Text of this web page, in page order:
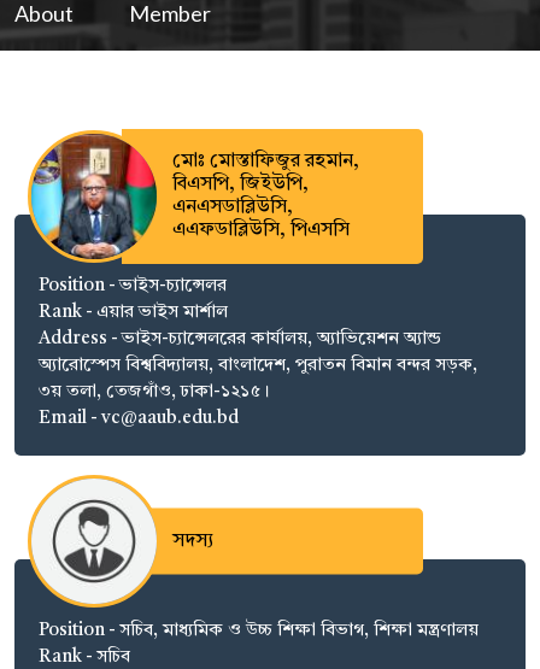
About
Member
মোঃ মোস্তাফিজুর রহমান,
বিএসপি, জিইউপি,
এনএসডাব্লিউসি,
এএফডাব্লিউসি, পিএসসি
Position - ভাইস-চ্যান্সেলর
Rank - এয়ার ভাইস মার্শাল
Address - ভাইস-চ্যান্সেলরের কার্যালয়, অ্যাভিয়েশন অ্যান্ড
অ্যারোস্পেস বিশ্ববিদ্যালয়, বাংলাদেশ, পুরাতন বিমান বন্দর সড়ক,
৩য় তলা, তেজগাঁও, ঢাকা-১২১৫।
Email - vc@aaub.edu.bd
সদস্য
Position - সচিব, মাধ্যমিক ও উচ্চ শিক্ষা বিভাগ, শিক্ষা মন্ত্রণালয়
Rank - সচিব